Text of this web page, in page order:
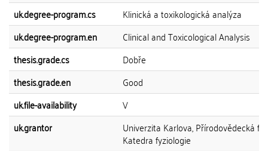
uk.degree-program.cs
Klinická a toxikologická analýza
uk.degree-program.en
Clinical and Toxicological Analysis
thesis.grade.cs
Dobře
thesis.grade.en
Good
uk.file-availability
V
uk.grantor
Univerzita Karlova, Přírodovědecká
Katedra fyziologie